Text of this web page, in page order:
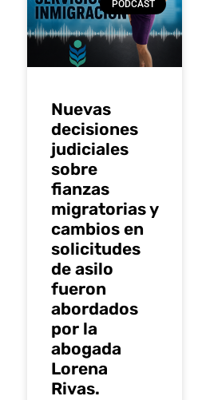
PODCAST
Nuevas
decisiones
judiciales
sobre
fianzas
migratorias y
cambios en
solicitudes
de asilo
fueron
abordados
por la
abogada
Lorena
Rivas.